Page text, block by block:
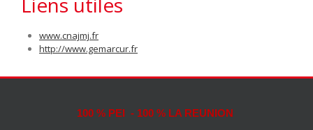
www.cnajmj.fr
http://www.gemarcur.fr
100 % PEI - 100 % LA REUNION